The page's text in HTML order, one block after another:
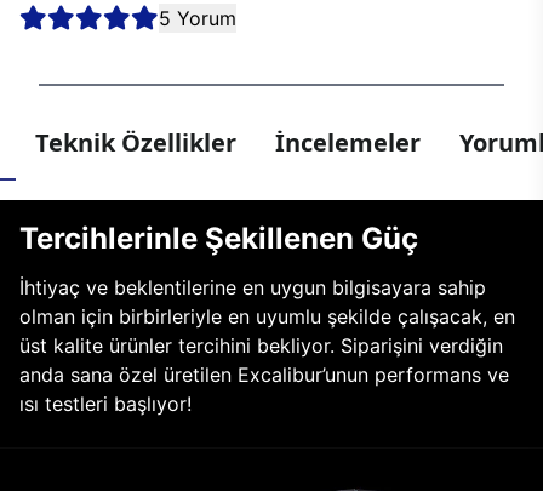
5 Yorum
Teknik Özellikler İncelemeler
Tercihlerinle Şekillenen Güç
İhtiyaç ve beklentilerine en uygun bilgisayara sahip
olman için birbirleriyle en uyumlu şekilde çalışacak, en
üst kalite ürünler tercihini bekliyor. Siparişini verdiğin
anda sana özel üretilen Excalibur’unun performans ve
ısı testleri başlıyor!